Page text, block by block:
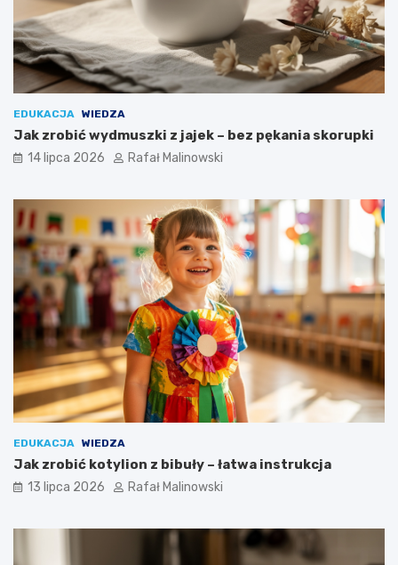
EDUKACJA WIEDZA
Jak zrobić wydmuszki z jajek – bez pękania skorupki
14 lipca 2026 Rafał Malinowski
EDUKACJA WIEDZA
Jak zrobić kotylion z bibuły – łatwa instrukcja
13 lipca 2026 Rafał Malinowski